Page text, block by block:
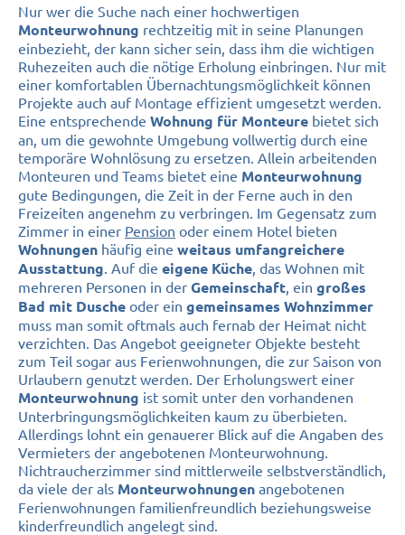
Nur wer die Suche nach einer hochwertigen
Monteurwohnung rechtzeitig mit in seine Planungen
einbezieht, der kann sicher sein, dass ihm die wichtigen
Ruhezeiten auch die nötige Erholung einbringen. Nur mit
einer komfortablen Übernachtungsmöglichkeit können
Projekte auch auf Montage effizient umgesetzt werden.
Eine entsprechende Wohnung für Monteure bietet sich
an, um die gewohnte Umgebung vollwertig durch eine
temporäre Wohnlösung zu ersetzen. Allein arbeitenden
Monteuren und Teams bietet eine Monteurwohnung
gute Bedingungen, die Zeit in der Ferne auch in den
Freizeiten angenehm zu verbringen. Im Gegensatz zum
Zimmer in einer Pension oder einem Hotel bieten
Wohnungen häufig eine weitaus umfangreichere
Ausstattung . Auf die eigene Küche , das Wohnen mit
mehreren Personen in der Gemeinschaft , ein großes
Bad mit Dusche oder ein gemeinsames Wohnzimmer
muss man somit oftmals auch fernab der Heimat nicht
verzichten. Das Angebot geeigneter Objekte besteht
zum Teil sogar aus Ferienwohnungen, die zur Saison von
Urlaubern genutzt werden. Der Erholungswert einer
Monteurwohnung ist somit unter den vorhandenen
Unterbringungsmöglichkeiten kaum zu überbieten.
Allerdings lohnt ein genauerer Blick auf die Angaben des
Vermieters der angebotenen Monteurwohnung.
Nichtraucherzimmer sind mittlerweile selbstverständlich,
da viele der als Monteurwohnungen angebotenen
Ferienwohnungen familienfreundlich beziehungsweise
kinderfreundlich angelegt sind.